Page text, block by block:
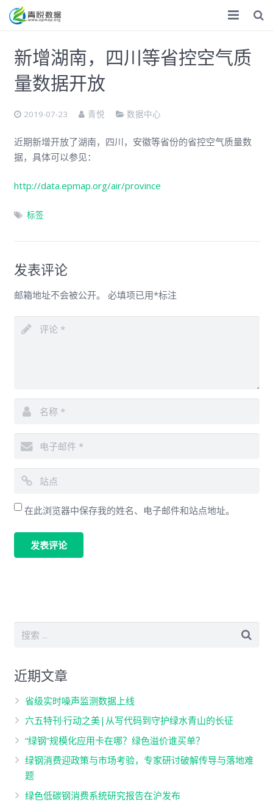
ESG
数据服务
专题调研
调研报告
关于
新增湖南，四川等省控空气质
量数据开放
2019-07-23 青悦 数据中心
近期新增开放了湖南，四川，安徽等省份的省控空气质量数
据，具体可以参见：
http://data.epmap.org/air/province
标签
发表评论
邮箱地址不会被公开。 必填项已用*标注
在此浏览器中保存我的姓名、电子邮件和站点地址。
近期文章
省级实时噪声监测数据上线
六五特刊·行动之美|从写代码到守护绿水青山的长征
“绿钢”规模化应用卡在哪？绿色溢价谁买单？
绿钢消费迎政策与市场考验，专家研讨破解传导与落地难
题
绿色低碳钢消费系统研究报告在沪发布